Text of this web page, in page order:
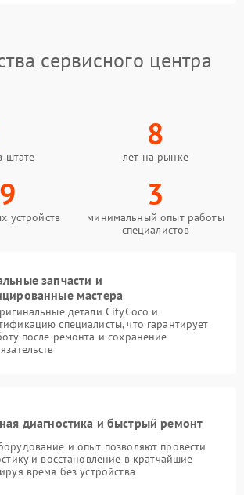
сервисного центра
штате
8
лет на рынке
устройств
3
минимальный опыт работы
специалистов
запчасти и
мастера
детали CityCoco и
специалисты, что гарантирует
после ремонта и сохранение
диагностика и быстрый ремонт
и опыт позволяют провести
и восстановление в кратчайшие
время без устройства